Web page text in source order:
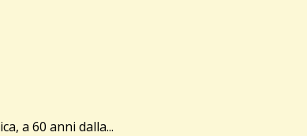
a 60 anni dalla...